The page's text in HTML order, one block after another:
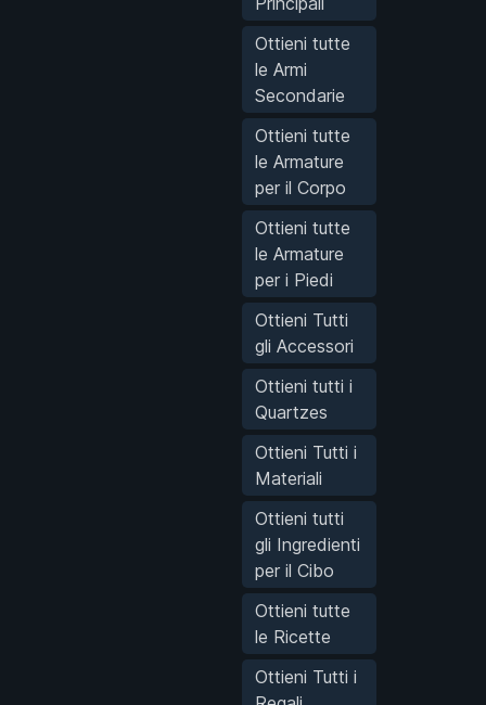
Ottieni tutte
le Armi
Secondarie
Ottieni tutte
le Armature
per il Corpo
Ottieni tutte
le Armature
per i Piedi
Ottieni Tutti
gli Accessori
Ottieni tutti i
Quartzes
Ottieni Tutti i
Materiali
Ottieni tutti
gli Ingredienti
per il Cibo
Ottieni tutte
le Ricette
Ottieni Tutti i